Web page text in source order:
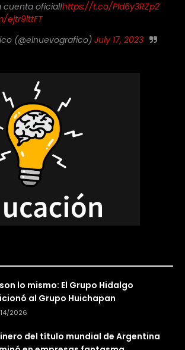
cuenta oficial!https://t.co/PId6y3RZp2
ejtr9lttFT
(@elnuevografico) July 17, 2023
lo mismo: El Grupo Hidalgo
al Grupo Huichapan
2026
del título mundial de Argentina